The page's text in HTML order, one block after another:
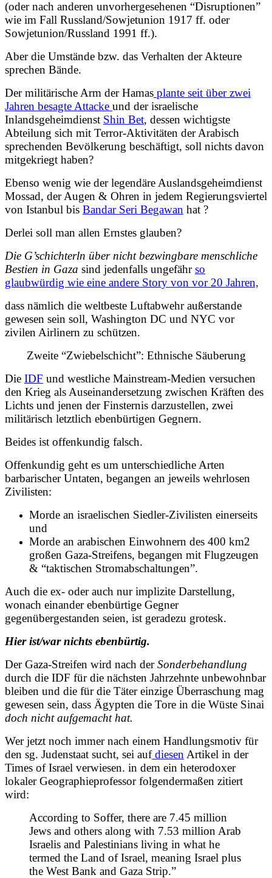
(oder nach anderen unvorhergesehenen “Disruptionen”
wie im Fall Russland/Sowjetunion 1917 ff. oder
Sowjetunion/Russland 1991 ff.).
Aber die Umstände bzw. das Verhalten der Akteure
sprechen Bände.
Der militärische Arm der Hamas plante seit über zwei
Jahren besagte Attacke und der israelische
Inlandsgeheimdienst Shin Bet, dessen wichtigste
Abteilung sich mit Terror-Aktivitäten der Arabisch
sprechenden Bevölkerung beschäftigt, soll nichts davon
mitgekriegt haben?
Ebenso wenig wie der legendäre Auslandsgeheimdienst
Mossad, der Augen & Ohren in jedem Regierungsviertel
von Istanbul bis Bandar Seri Begawan hat ?
Derlei soll man allen Ernstes glauben?
Die G’schichterln über nicht bezwingbare menschliche
Bestien in Gaza sind jedenfalls ungefährso
glaubwürdig wie eine andere Story von vor 20 Jahren,
dass nämlich die weltbeste Luftabwehr außerstande
gewesen sein soll, Washington DC und NYC vor
zivilen Airlinern zu schützen.
Zweite “Zwiebelschicht”: Ethnische Säuberung
Die IDF und westliche Mainstream-Medien versuchen
den Krieg als Auseinandersetzung zwischen Kräften des
Lichts und jenen der Finsternis darzustellen, zwei
militärisch letztlich ebenbürtigen Gegnern.
Beides ist offenkundig falsch.
Offenkundig geht es um unterschiedliche Arten
barbarischer Untaten, begangen an jeweils wehrlosen
Zivilisten:
Morde an israelischen Siedler-Zivilisten einerseits
und
Morde an arabischen Einwohnern des 400 km2
großen Gaza-Streifens, begangen mit Flugzeugen
& “taktischen Stromabschaltungen”.
Auch die ex- oder auch nur implizite Darstellung,
wonach einander ebenbürtige Gegner
gegenübergestanden seien, ist geradezu grotesk.
Hier ist/war nichts ebenbürtig.
Der Gaza-Streifen wird nach derSonderbehandlung
durch die IDF für die nächsten Jahrzehnte unbewohnbar
bleiben und die für die Täter einzige Überraschung mag
gewesen sein, dass Ägypten die Tore in die Wüste Sinai
doch nicht aufgemacht hat.
Wer jetzt noch immer nach einem Handlungsmotiv für
den sg. Judenstaat sucht, sei aufdiesen Artikel in der
Times of Israel verwiesen. in dem ein heterodoxer
lokaler Geographieprofessor folgendermaßen zitiert
wird:
According to Soffer, there are 7.45 million
Jews and others along with 7.53 million Arab
Israelis and Palestinians living in what he
termed the Land of Israel, meaning Israel plus
the West Bank and Gaza Strip.”